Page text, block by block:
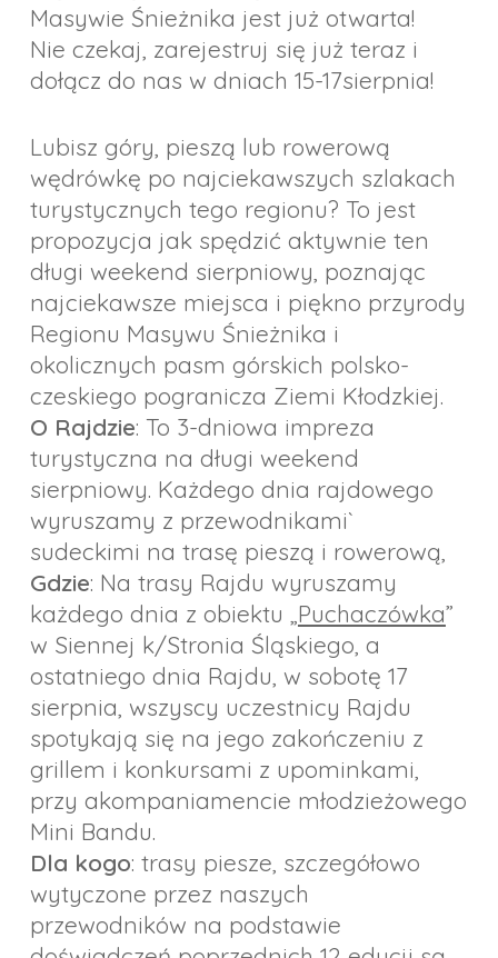
Masywie Śnieżnika jest już otwarta!
Nie czekaj, zarejestruj się już teraz i
dołącz do nas w dniach 15-17sierpnia!
Lubisz góry, pieszą lub rowerową
wędrówkę po najciekawszych szlakach
turystycznych tego regionu? To jest
propozycja jak spędzić aktywnie ten
długi weekend sierpniowy, poznając
najciekawsze miejsca i piękno przyrody
Regionu Masywu Śnieżnika i
okolicznych pasm górskich polsko-
czeskiego pogranicza Ziemi Kłodzkiej.
O Rajdzie: To 3-dniowa impreza
turystyczna na długi weekend
sierpniowy. Każdego dnia rajdowego
wyruszamy z przewodnikami`
sudeckimi na trasę pieszą i rowerową,
Gdzie: Na trasy Rajdu wyruszamy
każdego dnia z obiektu „ Puchaczówka”
w Siennej k/Stronia Śląskiego, a
ostatniego dnia Rajdu, w sobotę 17
sierpnia, wszyscy uczestnicy Rajdu
spotykają się na jego zakończeniu z
grillem i konkursami z upominkami,
przy akompaniamencie młodzieżowego
Mini Bandu.
Dla kogo: trasy piesze, szczegółowo
wytyczone przez naszych
przewodników na podstawie